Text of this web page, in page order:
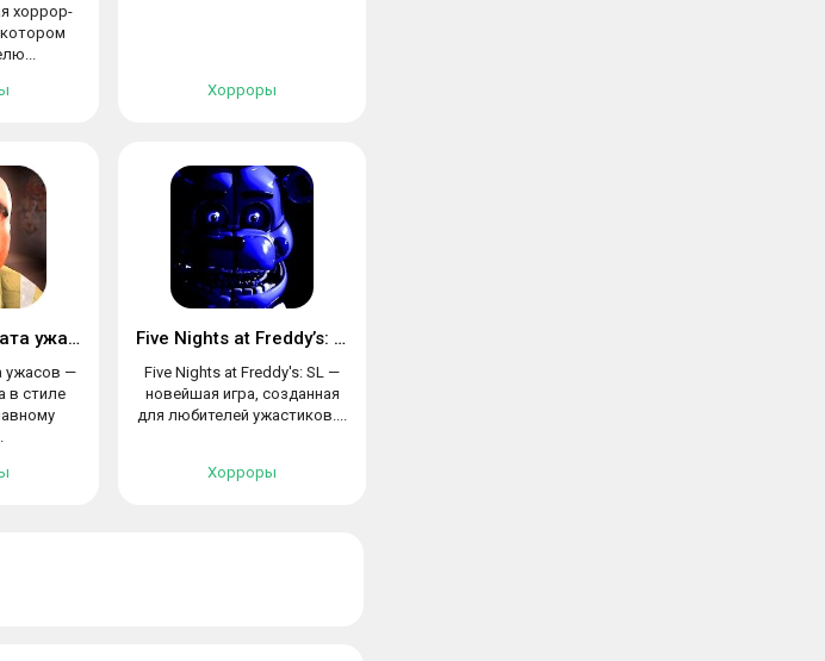
хоррор-
Хорроры
Mr. Meat: Комната ужасов
ужасов —
в стиле
Five Nights at Freddy’s: SL
Five Nights at Freddy's: SL —
новейшая игра, созданная
для любителей ужастиков....
Хорроры